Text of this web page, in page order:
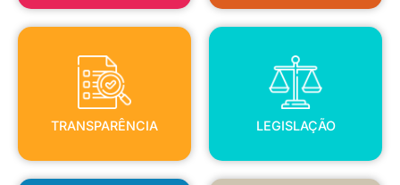
TRANSPARÊNCIA
TRANSPARÊNCIA
LEGISLAÇÃO
LEGISLAÇÃO